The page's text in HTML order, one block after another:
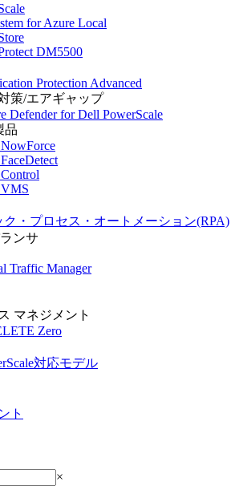
for Azure Local
DM5500
Protection Advanced
策/エアギャップ
Defender for Dell PowerScale
品
ク・プロセス・オートメーション(RPA)
ンサ
Traffic Manager
マネジメント
Zero
対応モデル
ト
×